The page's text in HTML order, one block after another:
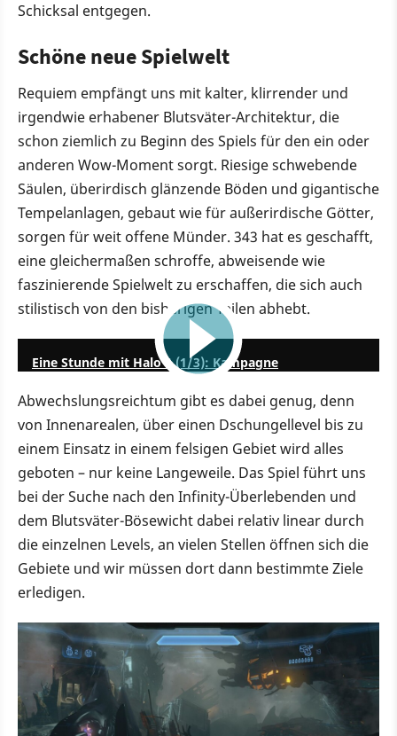
Schicksal entgegen.
Schöne neue Spielwelt
Requiem empfängt uns mit kalter, klirrender und
irgendwie erhabener Blutsväter-Architektur, die
schon ziemlich zu Beginn des Spiels für den ein oder
anderen Wow-Moment sorgt. Riesige schwebende
Säulen, überirdisch glänzende Böden und gigantische
Tempelanlagen, gebaut wie für außerirdische Götter,
sorgen für weit offene Münder. 343 hat es geschafft,
eine gleichermaßen schroffe, abweisende wie
faszinierende Spielwelt zu erschaffen, die sich auch
stilistisch von den bisherigen Teilen abhebt.
Eine Stunde mit Halo 4 (1/3): Kampagne
Abwechslungsreichtum gibt es dabei genug, denn
von Innenarealen, über einen Dschungellevel bis zu
einem Einsatz in einem felsigen Gebiet wird alles
geboten – nur keine Langeweile. Das Spiel führt uns
bei der Suche nach den Infinity-Überlebenden und
dem Blutsväter-Bösewicht dabei relativ linear durch
die einzelnen Levels, an vielen Stellen öffnen sich die
Gebiete und wir müssen dort dann bestimmte Ziele
erledigen.